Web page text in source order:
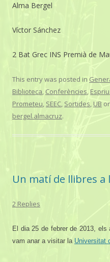
Alma Bergel
Víctor Sánchez
2 Bat Grec INS Premià de
This entry was posted in
Biblioteca,Conferències, Espriu
Prometeu, SEEC, Sortides, UB
bergel.almacruz.
Un matí de llibres a
2 Replies
El dia 25 de febrer de 2013,
vam anar a visitar la Universitat